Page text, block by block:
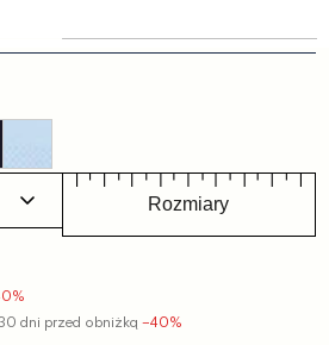
Rozmiary
dni przed obniżką−40%